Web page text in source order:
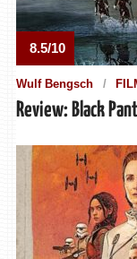
8.5/10
Wulf Bengsch
Review: Black